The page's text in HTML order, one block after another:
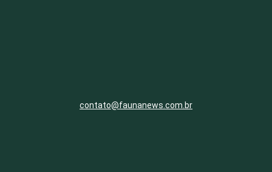
contato@faunanews.com.br